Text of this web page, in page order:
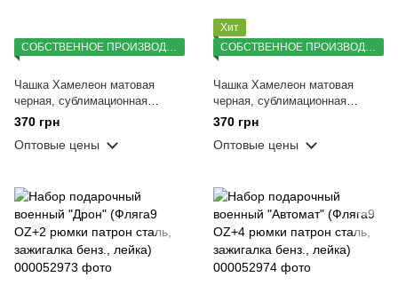
СОБСТВЕННОЕ ПРОИЗВОДСТВО
Чашка Хамелеон матовая
черная, сублимационная
"Кровь москаля №2" 330 мл
370 грн
Оптовые цены
Хит
СОБСТВЕННОЕ ПРОИЗВОДСТВО
Чашка Хамелеон матовая
черная, сублимационная
"Тепловизор" 330 мл
370 грн
Оптовые цены